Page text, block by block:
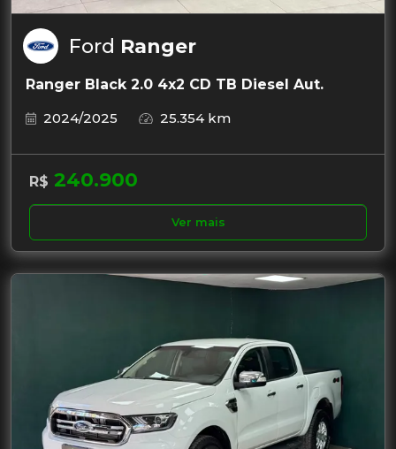
Ford Ranger
Ranger Black 2.0 4x2 CD TB Diesel Aut.
2024/2025
25.354 km
R$ 240.900
Ver mais